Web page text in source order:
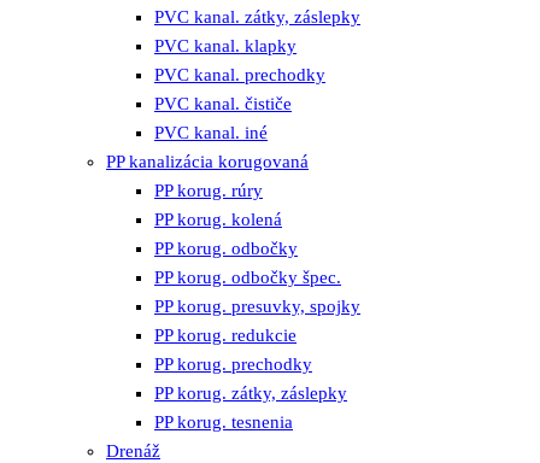
PVC kanal. zátky, záslepky
PVC kanal. klapky
PVC kanal. prechodky
PVC kanal. čističe
PVC kanal. iné
PP kanalizácia korugovaná
PP korug. rúry
PP korug. kolená
PP korug. odbočky
PP korug. odbočky špec.
PP korug. presuvky, spojky
PP korug. redukcie
PP korug. prechodky
PP korug. zátky, záslepky
PP korug. tesnenia
Drenáž